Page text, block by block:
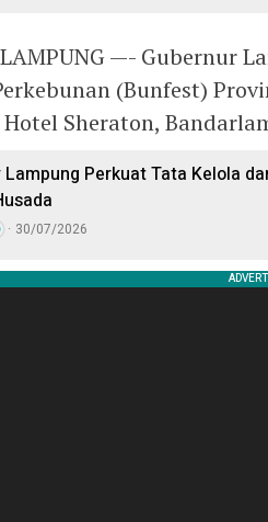
LAMPUNG —- Gubernur
(Bunfest)
Sheraton,
Lampung Perkuat Tata Kelola
30/07/2026